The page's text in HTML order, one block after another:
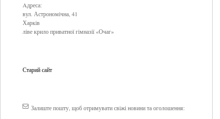
Aдреса:
вул. Астрономічна, 41
Харків
ліве крило приватної гімназії «Очаг»
Старий сайт
Залиште пошту, щоб отримувати свіжі новини та оголошення: